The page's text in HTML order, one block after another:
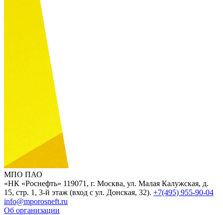
МПО ПАО
«НК «Роснефть» 119071, г. Москва, ул. Малая Калужская, д.
15, стр. 1, 3-й этаж (вход с ул. Донская, 32). +7(495) 955-90-04
info@mporosneft.ru
Об организации